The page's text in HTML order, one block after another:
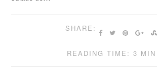
SHARE:
READING TIME: 3 MIN